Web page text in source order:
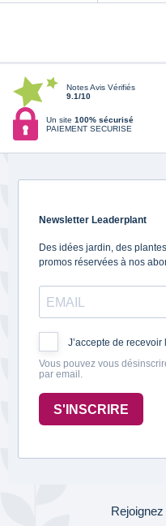
Notes Avis Vérifiés
9.1/10
Un site 100% sécurisé
PAIEMENT SECURISE
Newsletter Leaderplant
Des idées jardin, des
promos réservées à nos
J’accepte de
Vous pouvez vous
par email.
S'INSCRIRE
Rejoignez